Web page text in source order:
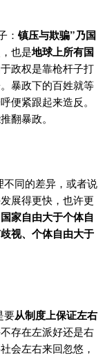
： 镇压与欺骗”乃国
也是地球上所有国
政权是靠枪杆子打
暴政下的百姓就等
便紧跟起来造反。
翻暴政。
同的差异，或者说
展得更快，也许更
家自由大于个体自
视、个体自由大于
要从制度上保证左右
存在左派好还是右
会左右来回忽悠，